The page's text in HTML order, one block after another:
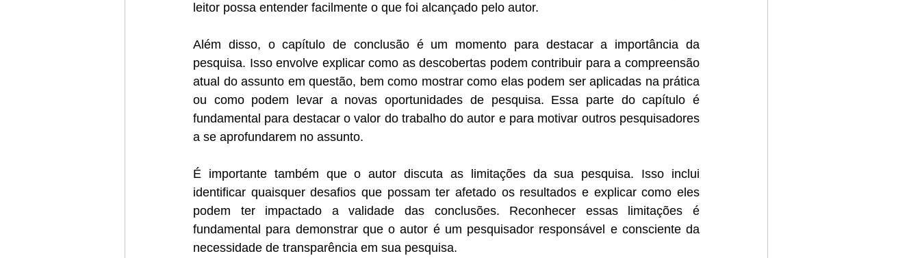
leitor possa entender facilmente o que foi alcançado pelo autor.
Além disso, o capítulo de conclusão é um momento para destacar a importância da
pesquisa. Isso envolve explicar como as descobertas podem contribuir para a compreensão
atual do assunto em questão, bem como mostrar como elas podem ser aplicadas na prática
ou como podem levar a novas oportunidades de pesquisa. Essa parte do capítulo é
fundamental para destacar o valor do trabalho do autor e para motivar outros pesquisadores
a se aprofundarem no assunto.
É importante também que o autor discuta as limitações da sua pesquisa. Isso inclui
identificar quaisquer desafios que possam ter afetado os resultados e explicar como eles
podem ter impactado a validade das conclusões. Reconhecer essas limitações é
fundamental para demonstrar que o autor é um pesquisador responsável e consciente da
necessidade de transparência em sua pesquisa.